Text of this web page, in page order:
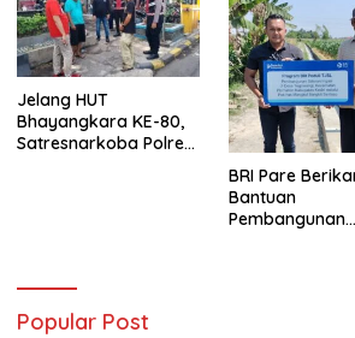
Jelang HUT
Bhayangkara KE-80,
Satresnarkoba Polres
BRI Pare
Bantuan
Pembangunan
Popular Post